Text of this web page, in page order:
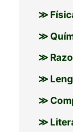
≫
≫
≫
≫
≫
≫